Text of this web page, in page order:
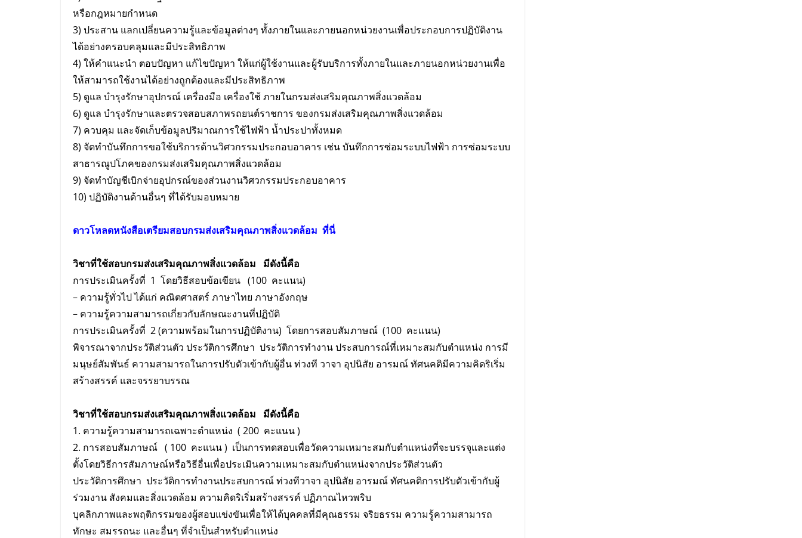
หรือกฎหมายกำหนด
3) ประสาน แลกเปลี่ยนความรู้และข้อมูลต่างๆ ทั้งภายในและภายนอกหน่วยงานเพื่อประกอบการปฏิบัติงาน
ได้อย่างครอบคลุมและมีประสิทธิภาพ
4) ให้คำแนะนำ ตอบปัญหา แก้ไขปัญหา ให้แก่ผู้ใช้งานและผู้รับบริการทั้งภายในและภายนอกหน่วยงานเพื่อ
ให้สามารถใช้งานได้อย่างถูกต้องและมีประสิทธิภาพ
5) ดูแล บำรุงรักษาอุปกรณ์ เครื่องมือ เครื่องใช้ ภายในกรมส่งเสริมคุณภาพสิ่งแวดล้อม
6) ดูแล บำรุงรักษาและตรวจสอบสภาพรถยนต์ราชการ ของกรมส่งเสริมคุณภาพสิ่งแวดล้อม
7) ควบคุม และจัดเก็บข้อมูลปริมาณการใช้ไฟฟ้า น้ำประปาทั้งหมด
8) จัดทำบันทึกการขอใช้บริการด้านวิศวกรรมประกอบอาคาร เช่น บันทึกการซ่อมระบบไฟฟ้า การซ่อมระบบ
สาธารณูปโภคของกรมส่งเสริมคุณภาพสิ่งแวดล้อม
9) จัดทำบัญชีเบิกจ่ายอุปกรณ์ของส่วนงานวิศวกรรมประกอบอาคาร
10) ปฏิบัติงานด้านอื่นๆ ที่ได้รับมอบหมาย
ดาวโหลดหนังสือเตรียมสอบกรมส่งเสริมคุณภาพสิ่งแวดล้อม ที่นี่
วิชาที่ใช้สอบกรมส่งเสริมคุณภาพสิ่งแวดล้อม มีดังนี้คือ
การประเมินครั้งที่ 1 โดยวิธีสอบข้อเขียน (100 คะแนน)
– ความรู้ทั่วไป ได้แก่ คณิตศาสตร์ ภาษาไทย ภาษาอังกฤษ
– ความรู้ความสามารถเกี่ยวกับลักษณะงานที่ปฏิบัติ
การประเมินครั้งที่ 2 (ความพร้อมในการปฏิบัติงาน) โดยการสอบสัมภาษณ์ (100 คะแนน)
พิจารณาจากประวัติส่วนตัว ประวัติการศึกษา ประวัติการทํางาน ประสบการณ์ที่เหมาะสมกับตำแหน่ง การมี
มนุษย์สัมพันธ์ ความสามารถในการปรับตัวเข้ากับผู้อื่น ท่วงที วาจา อุปนิสัย อารมณ์ ทัศนคติมีความคิดริเริ่ม
สร้างสรรค์ และจรรยาบรรณ
วิชาที่ใช้สอบกรมส่งเสริมคุณภาพสิ่งแวดล้อม มีดังนี้คือ
1. ความรู้ความสามารถเฉพาะตำแหน่ง ( 200 คะแนน )
2. การสอบสัมภาษณ์ ( 100 คะแนน ) เป็นการทดสอบเพื่อวัดความเหมาะสมกับตําแหน่งที่จะบรรจุและแต่ง
ตั้งโดยวิธีการสัมภาษณ์หรือวิธีอื่นเพื่อประเมินความเหมาะสมกับตําแหน่งจากประวัติส่วนตัว
ประวัติการศึกษา ประวัติการทํางานประสบการณ์ ท่วงทีวาจา อุปนิสัย อารมณ์ ทัศนคติการปรับตัวเข้ากับผู้
ร่วมงาน สังคมและสิ่งแวดล้อม ความคิดริเริ่มสร้างสรรค์ ปฏิภาณไหวพริบ
บุคลิกภาพและพฤติกรรมของผู้สอบแข่งขันเพื่อให้ได้บุคคลที่มีคุณธรรม จริยธรรม ความรู้ความสามารถ
ทักษะ สมรรถนะ และอื่นๆ ที่จําเป็นสําหรับตําแหน่ง